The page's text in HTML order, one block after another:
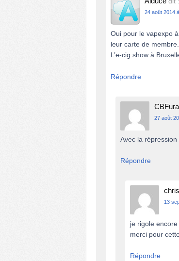
24 août 2014
Oui pour le vapexpo
leur carte de membre.
L’e-cig show à
Répondre
27 août
Avec la
Répondre
13
je rigole
merci pour
Répondre